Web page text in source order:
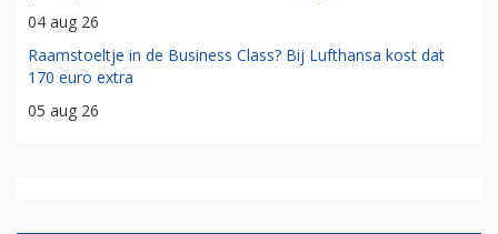
04 aug 26
Raamstoeltje in de Business Class? Bij Lufthansa kost dat
170 euro extra
05 aug 26